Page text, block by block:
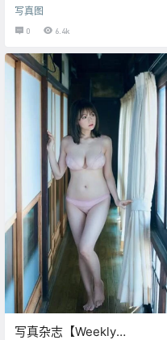
08
写真图
0 6.4k
写真杂志【Weekly